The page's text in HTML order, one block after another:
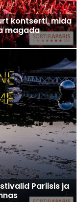
kontserti, mida
magada
Pariisis ja